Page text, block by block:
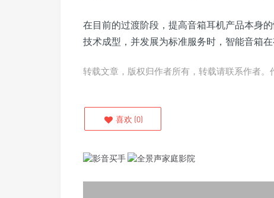
在目前的过渡阶段，提高音箱耳机产品本身
技术成型，并发展为标准服务时，智能音箱
转载文章，版权归作者所有，转载请联系作者。
喜欢 (0)